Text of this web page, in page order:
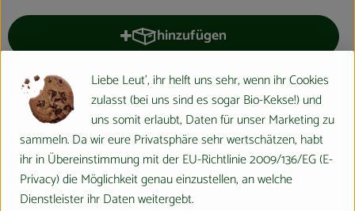
So geht´s
Hofladen
Über uns
Aktuelles
Veranstaltungen
hinzufügen
Produkt zum Warenkorb
Stück
#200 / Stück 7% MwSt Handelsklasse II
Info Herkunft
Info
Liebe Leut', ihr helft uns sehr, wenn ihr Cookies
zulasst (bei uns sind es sogar Bio-Kekse!) und
uns somit erlaubt, Daten für unser Marketing zu
sammeln. Da wir eure Privatsphäre sehr wertschätzen, habt
ihr in Übereinstimmung mit der EU-Richtlinie 2009/136/EG (E-
Privacy) die Möglichkeit genau einzustellen, an welche
Dienstleister ihr Daten weitergebt.